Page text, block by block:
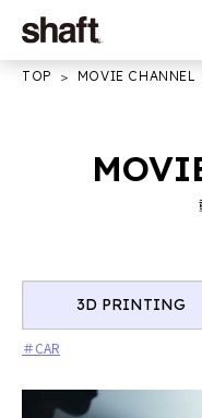
TOP MOVIE CHANNEL
3D PRINTING
＃CAR